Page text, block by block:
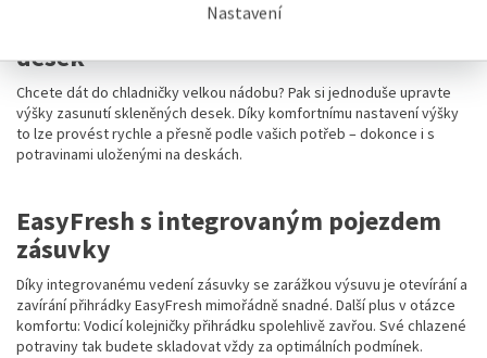
Nastavení
Komfortní nastavení výšky skleněných
desek
Chcete dát do chladničky velkou nádobu? Pak si jednoduše upravte
výšky zasunutí skleněných desek. Díky komfortnímu nastavení výšky
to lze provést rychle a přesně podle vašich potřeb – dokonce i s
potravinami uloženými na deskách.
EasyFresh s integrovaným pojezdem
zásuvky
Díky integrovanému vedení zásuvky se zarážkou výsuvu je otevírání a
zavírání přihrádky EasyFresh mimořádně snadné. Další plus v otázce
komfortu: Vodicí kolejničky přihrádku spolehlivě zavřou. Své chlazené
potraviny tak budete skladovat vždy za optimálních podmínek.